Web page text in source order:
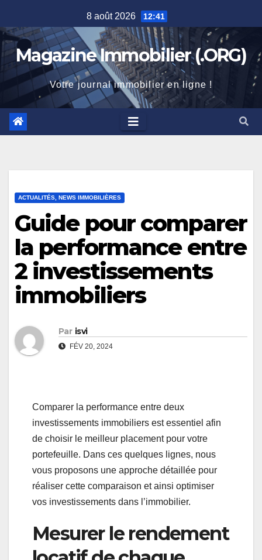
to
content
8 août 2026 12:41
Magazine Immobilier (.ORG)
Votre journal immobilier en ligne !
ACTUALITÉS, NEWS IMMOBILIÈRES
Guide pour comparer
la performance entre
2 investissements
immobiliers
Par isvi
FÉV 20, 2024
Comparer la performance entre deux
investissements immobiliers est essentiel afin
de choisir le meilleur placement pour votre
portefeuille. Dans ces quelques lignes, nous
vous proposons une approche détaillée pour
réaliser cette comparaison et ainsi optimiser
vos investissements dans l’immobilier.
Mesurer le rendement